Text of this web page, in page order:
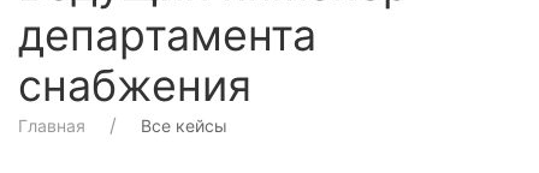
департамента
снабжения
Главная Все кейсы